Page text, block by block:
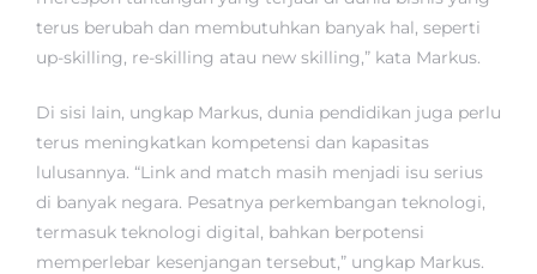
terus berubah dan membutuhkan banyak hal, seperti
up-skilling, re-skilling atau new skilling,” kata Markus.
Di sisi lain, ungkap Markus, dunia pendidikan juga perlu
terus meningkatkan kompetensi dan kapasitas
lulusannya. “Link and match masih menjadi isu serius
di banyak negara. Pesatnya perkembangan teknologi,
termasuk teknologi digital, bahkan berpotensi
memperlebar kesenjangan tersebut,” ungkap Markus.